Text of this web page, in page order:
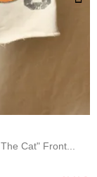
Cat" Front...